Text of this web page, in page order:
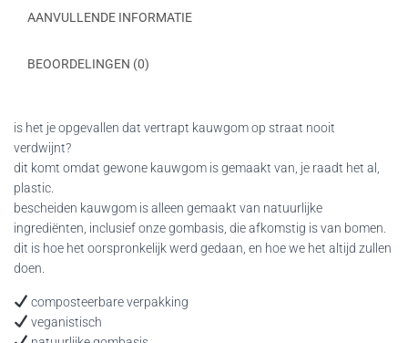
AANVULLENDE INFORMATIE
BEOORDELINGEN (0)
is het je opgevallen dat vertrapt kauwgom op straat nooit
verdwijnt?
dit komt omdat gewone kauwgom is gemaakt van, je raadt het al,
plastic.
bescheiden kauwgom is alleen gemaakt van natuurlijke
ingrediënten, inclusief onze gombasis, die afkomstig is van bomen.
dit is hoe het oorspronkelijk werd gedaan, en hoe we het altijd zullen
doen.
composteerbare verpakking
veganistisch